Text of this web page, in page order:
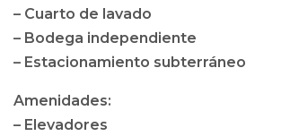
– Cuarto de lavado
– Bodega independiente
– Estacionamiento subterráneo
Amenidades:
– Elevadores